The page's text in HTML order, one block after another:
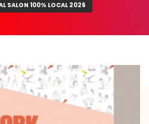
SALON 100% LOCAL 2026